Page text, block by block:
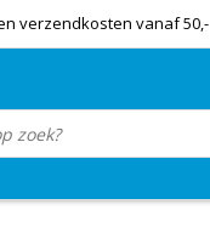
verzendkosten vanaf 50,-